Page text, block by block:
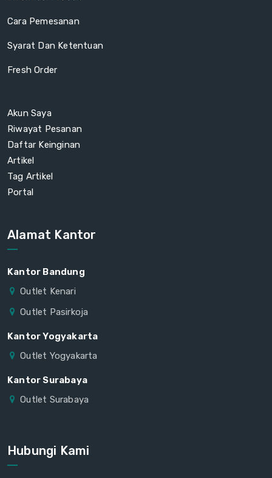
Cara Pemesanan
Syarat Dan Ketentuan
Fresh Order
Akun Saya
Riwayat Pesanan
Daftar Keinginan
Artikel
Tag Artikel
Portal
Alamat Kantor
Kantor Bandung
Outlet Kenari
Outlet Pasirkoja
Kantor Yogyakarta
Outlet Yogyakarta
Kantor Surabaya
Outlet Surabaya
Hubungi Kami